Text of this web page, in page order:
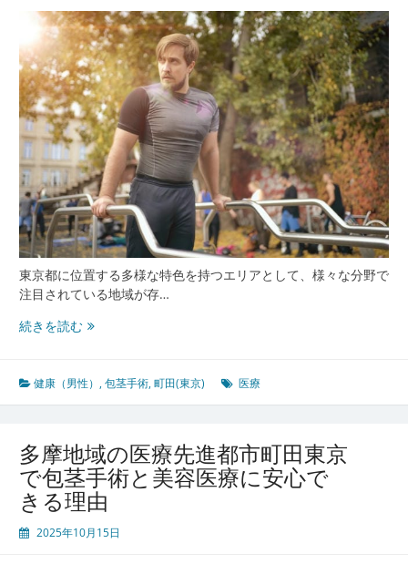
患
者
に
寄
り
添
う
医
療
と
地
域
の
安
心
環
境
東京都に位置する多様な特色を持つエリアとして、様々な分野で
注目されている地域が存…
続きを読む町
京
に
る
多
文
化
都
市
健康（男性） ,包茎手術,町田(東京) 医療
多摩地域の医療先進都市町田東京
で包茎手術と美容医療に安心で
きる理由
2025年10月15日